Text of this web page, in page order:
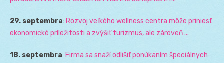
29. septembra: Rozvoj veľkého wellness centra môže priniesť
ekonomické príležitosti a zvýšiť turizmus, ale zároveň ...
18. septembra: Firma sa snaží odlišiť ponúkaním špeciálnych